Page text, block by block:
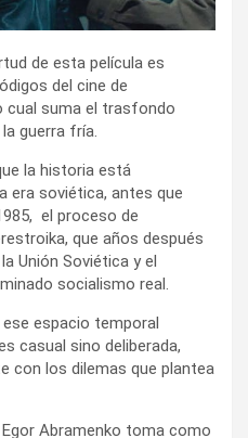
de esta película es
del cine de
cual suma el trasfondo
guerra fría.
la historia está
era soviética, antes que
el proceso de
que años después
Unión Soviética y el
socialismo real.
espacio temporal
casual sino deliberada,
con los dilemas que plantea
Abramenko toma como